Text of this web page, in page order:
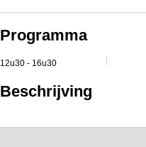
Programma
12u30 - 16u30
Beschrijving